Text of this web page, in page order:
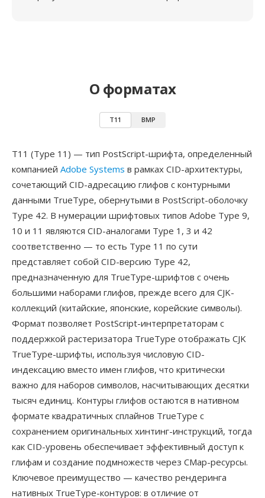
О форматах
T11 BMP
T11 (Type 11) — тип PostScript-шрифта, определенный
компанией Adobe Systems в рамках CID-архитектуры,
сочетающий CID-адресацию глифов с контурными
данными TrueType, обернутыми в PostScript-оболочку
Type 42. В нумерации шрифтовых типов Adobe Type 9,
10 и 11 являются CID-аналогами Type 1, 3 и 42
соответственно — то есть Type 11 по сути
представляет собой CID-версию Type 42,
предназначенную для TrueType-шрифтов с очень
большими наборами глифов, прежде всего для CJK-
коллекций (китайские, японские, корейские символы).
Формат позволяет PostScript-интерпретаторам с
поддержкой растеризатора TrueType отображать CJK
TrueType-шрифты, используя числовую CID-
индексацию вместо имен глифов, что критически
важно для наборов символов, насчитывающих десятки
тысяч единиц. Контуры глифов остаются в нативном
формате квадратичных сплайнов TrueType с
сохранением оригинальных хинтинг-инструкций, тогда
как CID-уровень обеспечивает эффективный доступ к
глифам и создание подмножеств через CMap-ресурсы.
Ключевое преимущество — качество рендеринга
нативных TrueType-контуров: в отличие от